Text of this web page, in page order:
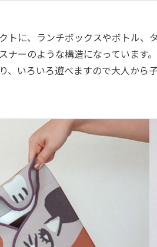
トに、ランチボックスやボトル、
ナーのような構造になっています。
、いろいろ遊べますので大人から